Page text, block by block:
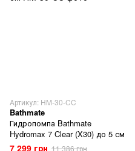
Артикул: HM-30-CC
Bathmate
Гидропомпа Bathmate
Hydromax 7 Clear (X30) до 5 см
7 299 грн 11 386 грн